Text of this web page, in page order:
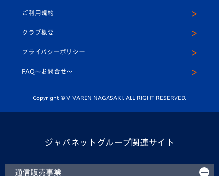
平和祈念活動
ホームタウン活動
スクール
ヴィヴィくんインスタグラム
公式LINE＠
ご利用規約
クラブ概要
プライバシーポリシー
FAQ〜お問合せ〜
Copyright © V-VAREN NAGASAKI. ALL RIGHT RESERVED.
ジャパネットグループ関連サイト
通信販売事業